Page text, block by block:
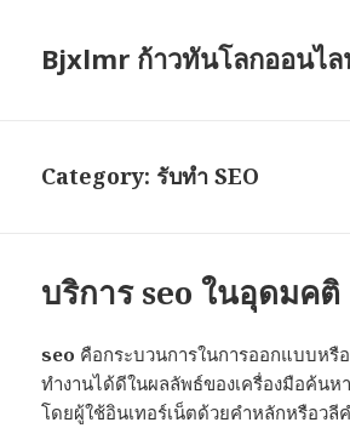
Bjxlmr ก้าวทันโลกออนไ
Category: รับทำ SEO
บริการ seo ในอุดมคติ
seo คือกระบวนการในการออกแบบหรื
ทำงานได้ดีในผลลัพธ์ของเครื่องมือค้นห
โดยผู้ใช้อินเทอร์เน็ตด้วยคำหลักหรือวลี